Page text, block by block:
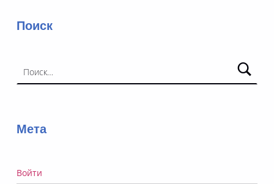
Поиск
Мета
Войти